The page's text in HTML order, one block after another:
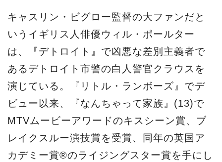
キャスリン・ビグロー監督の大ファンだと
いうイギリス人俳優ウィル・ポールター
は、『デトロイト』で凶悪な差別主義者で
あるデトロイト市警の白人警官クラウスを
演じている。『リトル・ランボーズ』でデ
ビュー以来、『なんちゃって家族』(13)で
MTVムービーアワードのキスシーン賞、ブ
レイクスルー演技賞を受賞、同年の英国ア
カデミー賞®のライジングスター賞を手にし